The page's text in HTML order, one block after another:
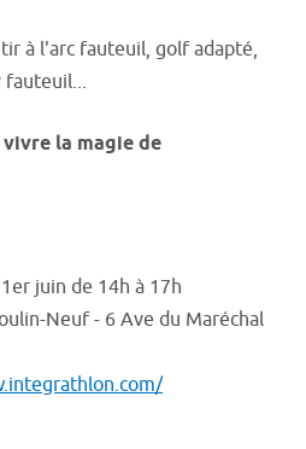
à l'arc fauteuil, golf adapté,
fauteuil...
la magie de
juin de 14h à 17h
Neuf - 6 Ave du Maréchal